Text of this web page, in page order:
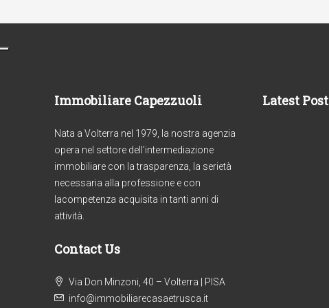
Immobiliare Capezzuoli
Nata a Volterra nel 1979, la nostra agenzia
opera nel settore dell’intermediazione
immobiliare con la trasparenza, la serietà
necessaria alla professione e con
lacompetenza acquisita in tanti anni di
attività.
Contact Us
Via Don Minzoni, 40 – Volterra | PISA
info@immobiliarecasaetrusca.it
Latest Post
Rif. 303/AV-BO _ 2